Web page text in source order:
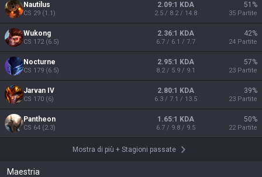
Nautilus
CS 29 (1.1)
2.09:1 KDA
2.5 / 8.2 / 14.8
51 %
35 Partite
Wukong
CS 172(6.5)
2.36:1 KDA
6.7 / 6.1 / 7.7
42%
24 Partite
Nocturne
CS 179 (6.5)
2.95:1 KDA
8.2 / 5.9 / 9.1
57%
23 Partite
Jarvan IV
CS 170 (6)
2.80:1 KDA
6.3 / 7.1 / 13.5
39%
23 Partite
Pantheon
CS 64 (2.3)
1.65:1 KDA
6.7 / 9.8 / 9.5
50%
22 Partite
Mostra di più + Stagioni passate
Maestria